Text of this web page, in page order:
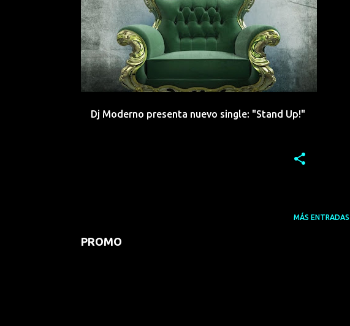
Dj Moderno presenta nuevo single: "Stand Up!"
ELECTROINDIE ELECTROPOP ELECTROPUNK
INDIE
MÁS ENTRADAS
PROMO